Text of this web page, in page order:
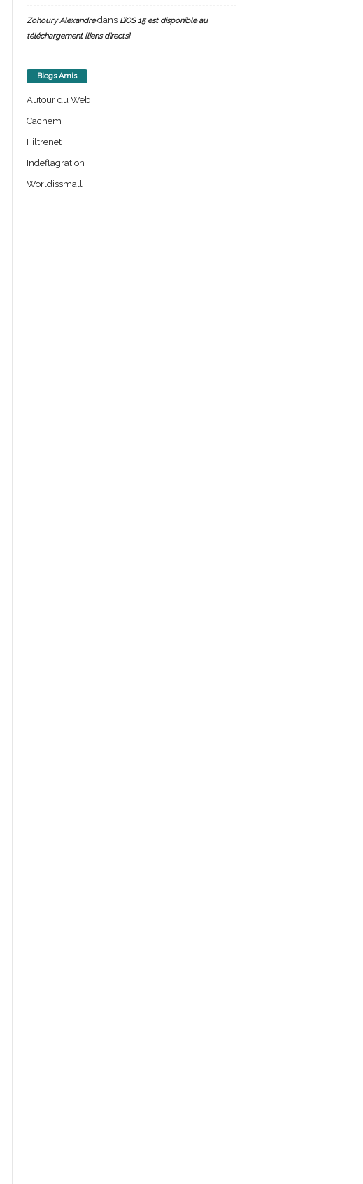
Zohoury Alexandredans L’iOS 15 est disponible au
téléchargement [liens directs]
Blogs Amis
Autour du Web
Cachem
Filtrenet
Indeflagration
Worldissmall